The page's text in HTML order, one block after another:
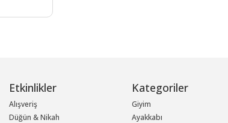
Etkinlikler
Alışveriş
Düğün & Nikah
Kategoriler
Giyim
Ayakkabı